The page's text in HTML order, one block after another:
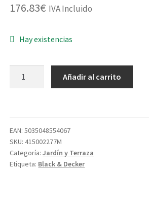
176.83€ IVA Incluido
Hay existencias
Añadir al carrito
EAN:5035048554067
SKU:415002277M
Categoría:Jardín y Terraza
Etiqueta: Black & Decker